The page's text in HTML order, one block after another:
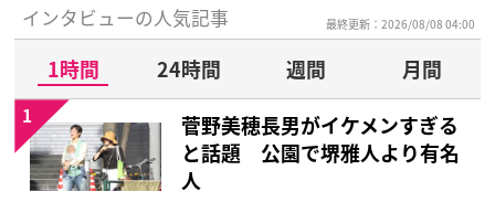
インタビューの人気記事 最終更新：2026/08/08 04:00
1時間 24時間 週間
月間
菅野美穂長男がイケメンすぎる
と話題 公園で堺雅人より有名
人
1